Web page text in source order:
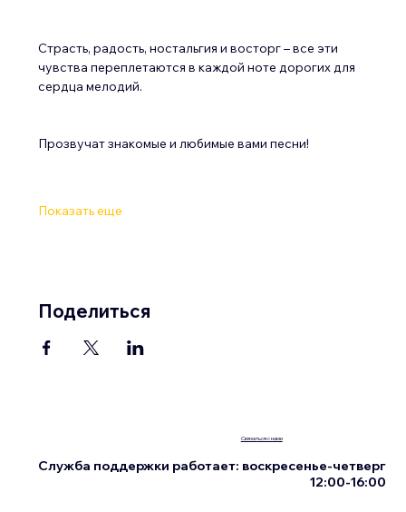
Страсть, радость, ностальгия и восторг – все эти
чувства переплетаются в каждой ноте дорогих для
сердца мелодий.
Прозвучат знакомые и любимые вами песни!
Показать еще
Поделиться
Связаться с нами
Служба поддержки работает: воскресенье-четверг
12:00-16:00